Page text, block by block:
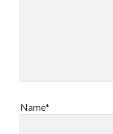
Name*